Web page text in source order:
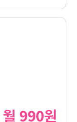
월 990원